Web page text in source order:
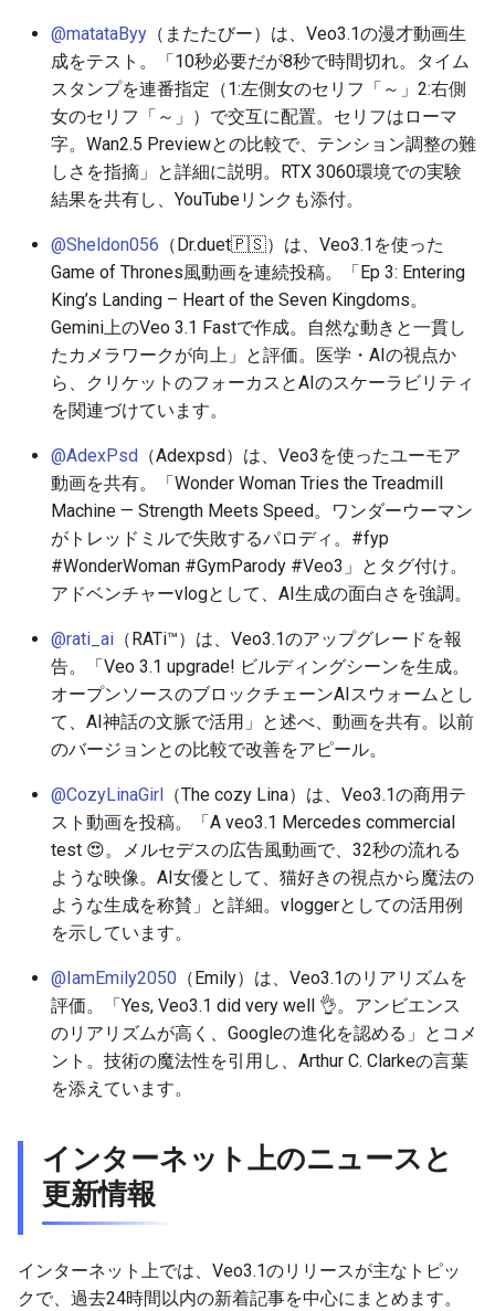
2026-06-20
2026-06-19
2026-06-18
2026-06-17
2026-06-16
2026-06-15
2026-06-14
2026-06-12
2026-06-11
2026-06-10
2026-06-08
2026-06-07
2026-06-06
2026-06-05
2026-06-04
2026-06-02
2026-06-01
2026-05-30
2026-05-28
2025-12-05
2025-12-04
2025-12-03
2025-12-02
2025-12-01
2025-11-30
2025-11-29
2025-11-27
2025-11-26
2025-11-25
2025-11-23
2025-11-22
2025-11-21
2025-11-20
2025-11-19
2025-11-17
2025-11-16
2025-11-14
2025-11-12
2026-06-20
2026-06-19
2026-06-18
2026-06-17
2026-06-16
2026-06-15
2026-06-14
2026-06-12
2026-06-11
2026-06-10
2026-06-08
2026-06-07
2026-06-06
2026-06-05
2026-06-04
2026-06-02
2026-06-01
2026-05-30
2026-05-28
2025-12-05
2025-12-04
2025-12-03
2025-12-02
2025-12-01
2025-11-30
2025-11-29
2025-11-27
2025-11-26
2025-11-25
2025-11-23
2025-11-22
2025-11-21
2025-11-20
2025-11-19
2025-11-17
2025-11-16
2025-11-14
2025-11-12
2026-01-11
2026-01-04
2026-01-11
2026-01-04
2026-06-18
2026-06-17
2026-06-16
2026-06-14
2026-06-13
2026-06-12
2026-06-11
2026-06-09
2026-06-08
2026-06-07
2026-06-05
2026-06-04
2026-06-03
2026-06-02
2026-06-01
2026-05-30
2026-05-29
2026-05-27
2026-05-25
2025-12-05
2025-12-04
2025-12-03
2025-12-02
2025-12-01
2025-11-30
2025-11-29
2025-11-27
2025-11-26
2025-11-25
2025-11-23
2025-11-22
2025-11-21
2025-11-20
2025-11-19
2025-11-17
2025-11-16
2025-11-14
2025-11-12
2026-01-11
2026-01-04
2026-06-18
2026-06-17
2026-06-16
2026-06-15
2026-06-14
2026-06-13
2026-06-12
2026-06-11
2026-06-10
2026-06-09
2026-06-07
2026-06-05
2026-06-04
2026-06-03
2026-06-02
2026-05-31
2026-05-30
2026-05-29
2026-05-28
2026-05-26
2026-05-25
2026-05-24
2026-01-11
2026-01-04
2026-06-20
2026-06-19
2026-06-18
2026-06-17
2026-06-16
2026-06-15
2026-06-14
2026-06-12
2026-06-11
2026-06-10
2026-06-08
2026-06-07
2026-06-06
2026-06-05
2026-06-04
2026-06-02
2026-06-01
2026-05-30
2026-05-28
2026-06-15
2026-06-14
2026-06-13
2026-06-11
2026-06-10
2026-06-09
2026-06-08
2026-06-06
2026-06-05
2026-06-04
2026-06-02
2026-06-01
2026-05-31
2026-05-30
@matataByy （またたびー）は、Veo3.1の漫才動画生
成をテスト。「10秒必要だが8秒で時間切れ。タイム
スタンプを連番指定（1:左側女のセリフ「～」2:右側
女のセリフ「～」）で交互に配置。セリフはローマ
字。Wan2.5 Previewとの比較で、テンション調整の難
しさを指摘」と詳細に説明。RTX 3060環境での実験
結果を共有し、YouTubeリンクも添付。
@Sheldon056 （Dr.duet🇵🇸）は、Veo3.1を使った
Game of Thrones風動画を連続投稿。「Ep 3: Entering
King’s Landing – Heart of the Seven Kingdoms。
Gemini上のVeo 3.1 Fastで作成。自然な動きと一貫し
たカメラワークが向上」と評価。医学・AIの視点か
ら、クリケットのフォーカスとAIのスケーラビリティ
を関連づけています。
@AdexPsd （Adexpsd）は、Veo3を使ったユーモア
動画を共有。「Wonder Woman Tries the Treadmill
Machine — Strength Meets Speed。ワンダーウーマン
がトレッドミルで失敗するパロディ。#fyp
#WonderWoman #GymParody #Veo3」とタグ付け。
アドベンチャーvlogとして、AI生成の面白さを強調。
@rati_ai （RATi™）は、Veo3.1のアップグレードを報
告。「Veo 3.1 upgrade! ビルディングシーンを生成。
オープンソースのブロックチェーンAIスウォームとし
て、AI神話の文脈で活用」と述べ、動画を共有。以前
のバージョンとの比較で改善をアピール。
@CozyLinaGirl （The cozy Lina）は、Veo3.1の商用テ
スト動画を投稿。「A veo3.1 Mercedes commercial
test 😍。メルセデスの広告風動画で、32秒の流れる
ような映像。AI女優として、猫好きの視点から魔法の
ような生成を称賛」と詳細。vloggerとしての活用例
を示しています。
@IamEmily2050 （Emily）は、Veo3.1のリアリズムを
評価。「Yes, Veo3.1 did very well 👌。アンビエンス
のリアリズムが高く、Googleの進化を認める」とコメ
ント。技術の魔法性を引用し、Arthur C. Clarkeの言葉
を添えています。
インターネット上のニュースと
更新情報
インターネット上では、Veo3.1のリリースが主なトピッ
クで、過去24時間以内の新着記事を中心にまとめます。